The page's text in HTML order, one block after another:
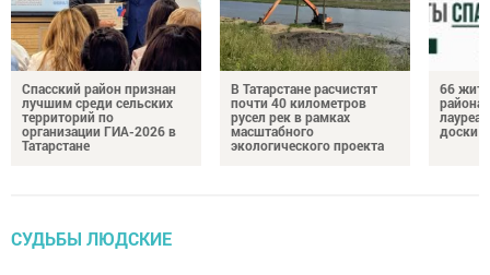
Спасский район признан
лучшим среди сельских
территорий по
организации ГИА-2026 в
Татарстане
В Татарстане расчистят
почти 40 километров
русел рек в рамках
масштабного
экологического проекта
66
района
доски
СУДЬБЫ ЛЮДСКИЕ